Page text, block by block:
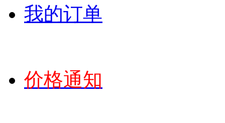
我的订单
价格通知